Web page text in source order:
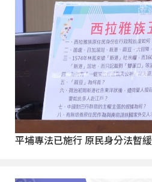
平埔專法已施行 原民身分法暫